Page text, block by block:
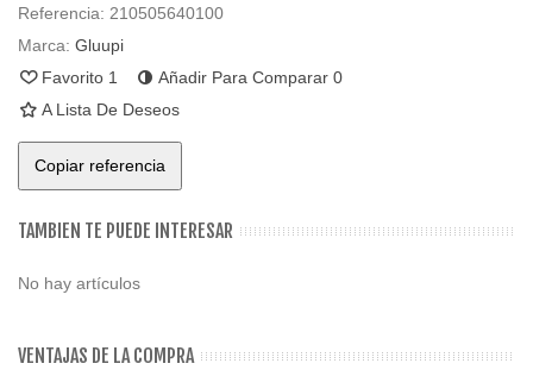
Referencia: 210505640100
Marca: Gluupi
Favorito 1 Añadir Para Comparar 0
A Lista De Deseos
Copiar referencia
TAMBIEN TE PUEDE INTERESAR
No hay artículos
VENTAJAS DE LA COMPRA